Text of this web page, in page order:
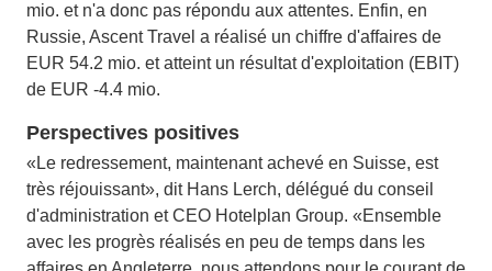
mio. et n'a donc pas répondu aux attentes. Enfin, en
Russie, Ascent Travel a réalisé un chiffre d'affaires de
EUR 54.2 mio. et atteint un résultat d'exploitation (EBIT)
de EUR -4.4 mio.
Perspectives positives
«Le redressement, maintenant achevé en Suisse, est
très réjouissant», dit Hans Lerch, délégué du conseil
d'administration et CEO Hotelplan Group. «Ensemble
avec les progrès réalisés en peu de temps dans les